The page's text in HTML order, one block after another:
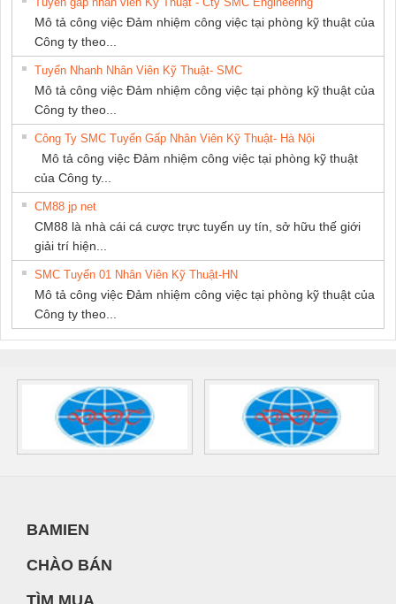
NAM
Mô tả công việc Đảm nhiệm công việc tại phòng kỹ thuật của
Công ty theo...
Tuyển Nhanh Nhân Viên Kỹ Thuật- SMC
Mô tả công việc Đảm nhiệm công việc tại phòng kỹ thuật của
Công ty theo...
Công Ty SMC Tuyển Gấp Nhân Viên Kỹ Thuật- Hà Nội
Mô tả công việc Đảm nhiệm công việc tại phòng kỹ thuật
của Công ty...
CM88 jp net
CM88 là nhà cái cá cược trực tuyến uy tín, sở hữu thế giới
giải trí hiện...
SMC Tuyển 01 Nhân Viên Kỹ Thuật-HN
Mô tả công việc Đảm nhiệm công việc tại phòng kỹ thuật của
Công ty theo...
BAMIEN
CHÀO BÁN
TÌM MUA